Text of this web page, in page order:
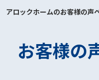
アロックホームのお客様の声
お客様の